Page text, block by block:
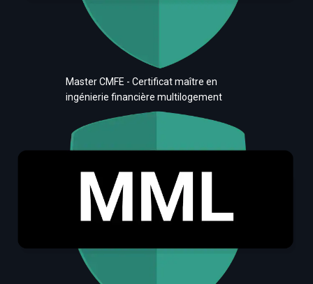
Master CMFE - Certificat maître en
ingénierie financière multilogement